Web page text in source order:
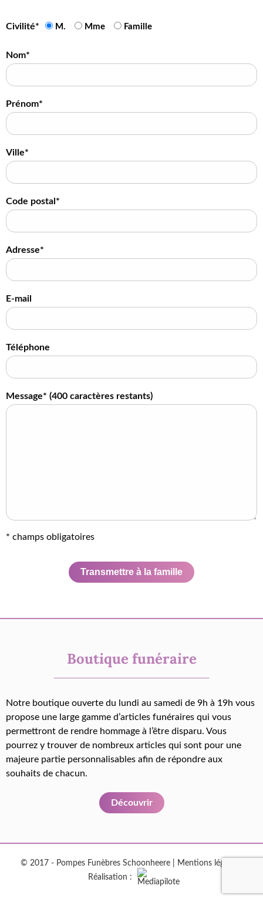
Civilité* M. Mme Famille
Nom*
Prénom*
Ville*
Code postal*
Adresse*
E-mail
Téléphone
Message* (400 caractères restants)
* champs obligatoires
Transmettre à la famille
Boutique funéraire
Notre boutique ouverte du lundi au samedi de 9h à 19h vous
propose une large gamme d’articles funéraires qui vous
permettront de rendre hommage à l’être disparu. Vous
pourrez y trouver de nombreux articles qui sont pour une
majeure partie personnalisables afin de répondre aux
souhaits de chacun.
Découvrir
© 2017 - Pompes Funèbres Schoonheere | Mentions légales
Réalisation :